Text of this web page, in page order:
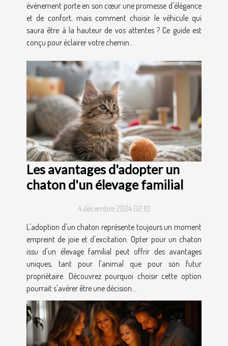
événement porte en son cœur une promesse d'élégance
et de confort, mais comment choisir le véhicule qui
saura être à la hauteur de vos attentes ? Ce guide est
conçu pour éclairer votre chemin...
Les avantages d'adopter un
chaton d'un élevage familial
4 décembre 2024 02:10
L'adoption d'un chaton représente toujours un moment
empreint de joie et d'excitation. Opter pour un chaton
issu d'un élevage familial peut offrir des avantages
uniques, tant pour l'animal que pour son futur
propriétaire. Découvrez pourquoi choisir cette option
pourrait s'avérer être une décision...